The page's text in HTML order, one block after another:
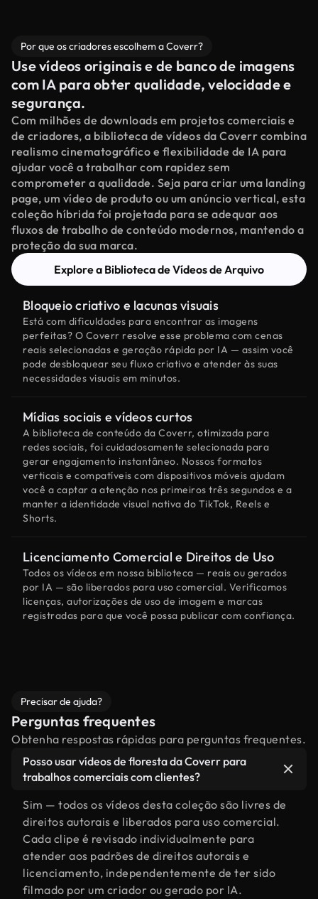
Por que os criadores escolhem a Coverr?
Use vídeos originais e de banco de imagens
com IA para obter qualidade, velocidade e
segurança.
Com milhões de downloads em projetos comerciais e
de criadores, a biblioteca de vídeos da Coverr combina
realismo cinematográfico e flexibilidade de IA para
ajudar você a trabalhar com rapidez sem
comprometer a qualidade. Seja para criar uma landing
page, um vídeo de produto ou um anúncio vertical, esta
coleção híbrida foi projetada para se adequar aos
fluxos de trabalho de conteúdo modernos, mantendo a
proteção da sua marca.
Explore a Biblioteca de Vídeos de Arquivo
Bloqueio criativo e lacunas visuais
Está com dificuldades para encontrar as imagens
perfeitas? O Coverr resolve esse problema com cenas
reais selecionadas e geração rápida por IA — assim você
pode desbloquear seu fluxo criativo e atender às suas
necessidades visuais em minutos.
Mídias sociais e vídeos curtos
A biblioteca de conteúdo da Coverr, otimizada para
redes sociais, foi cuidadosamente selecionada para
gerar engajamento instantâneo. Nossos formatos
verticais e compatíveis com dispositivos móveis ajudam
você a captar a atenção nos primeiros três segundos e a
manter a identidade visual nativa do TikTok, Reels e
Shorts.
Licenciamento Comercial e Direitos de Uso
Todos os vídeos em nossa biblioteca — reais ou gerados
por IA — são liberados para uso comercial. Verificamos
licenças, autorizações de uso de imagem e marcas
registradas para que você possa publicar com confiança.
Precisar de ajuda?
Perguntas frequentes
Obtenha respostas rápidas para perguntas frequentes.
Posso usar vídeos de floresta da Coverr para
trabalhos comerciais com clientes?
Sim — todos os vídeos desta coleção são livres de
direitos autorais e liberados para uso comercial.
Cada clipe é revisado individualmente para
atender aos padrões de direitos autorais e
licenciamento, independentemente de ter sido
filmado por um criador ou gerado por IA.